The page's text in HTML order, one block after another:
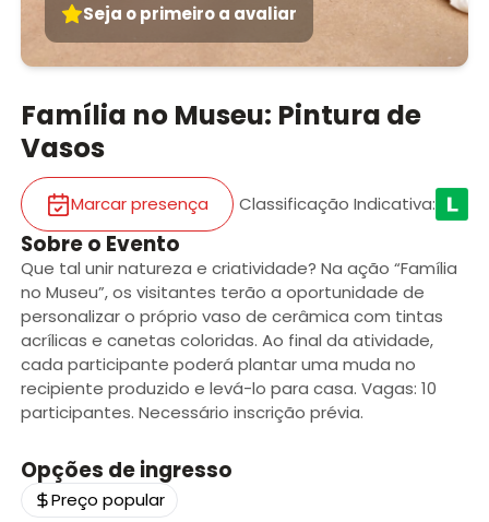
Seja o primeiro a avaliar
Família no Museu: Pintura de
Vasos
Marcar presença Classificação Indicativa:
Sobre o Evento
Que tal unir natureza e criatividade? Na ação “Família
no Museu”, os visitantes terão a oportunidade de
personalizar o próprio vaso de cerâmica com tintas
acrílicas e canetas coloridas. Ao final da atividade,
cada participante poderá plantar uma muda no
recipiente produzido e levá-lo para casa. Vagas: 10
participantes. Necessário inscrição prévia.
Opções de ingresso
Preço popular